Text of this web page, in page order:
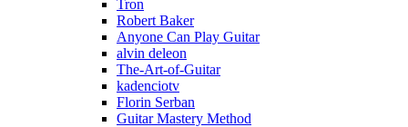
Tron
Robert Baker
Anyone Can Play Guitar
alvin deleon
The-Art-of-Guitar
kadenciotv
Florin Serban
Guitar Mastery Method